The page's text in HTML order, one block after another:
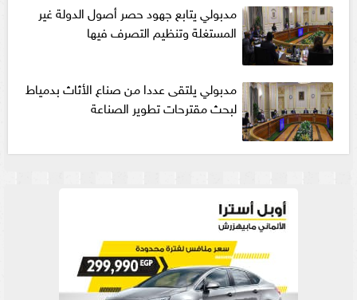
مدبولي يتابع جهود حصر أصول الدولة غير
المستغلة وتنظيم التصرف فيها
مدبولي يلتقى عددا من صناع الأثاث بدمياط
لبحث مقترحات تطوير الصناعة